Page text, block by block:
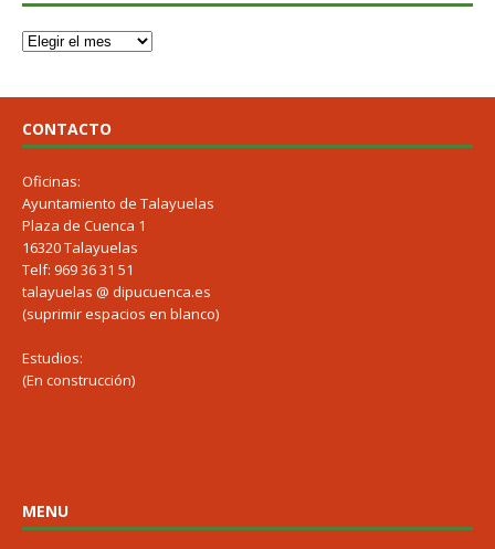
CONTACTO
Oficinas:
Ayuntamiento de Talayuelas
Plaza de Cuenca 1
16320 Talayuelas
Telf: 969 36 31 51
talayuelas @ dipucuenca.es
(suprimir espacios en blanco)
Estudios:
(En construcción)
MENU